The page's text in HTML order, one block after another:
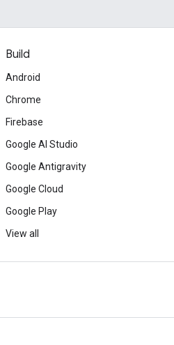
Build
Android
Chrome
Firebase
Google AI Studio
Google Antigravity
Google Cloud
Google Play
View all